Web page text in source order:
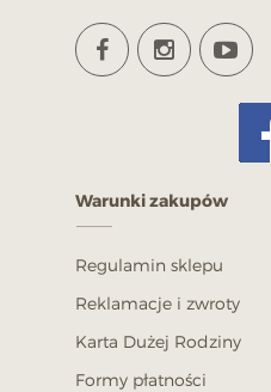
Warunki zakupów
Regulamin sklepu
Reklamacje i zwroty
Karta Dużej Rodziny
Formy płatności